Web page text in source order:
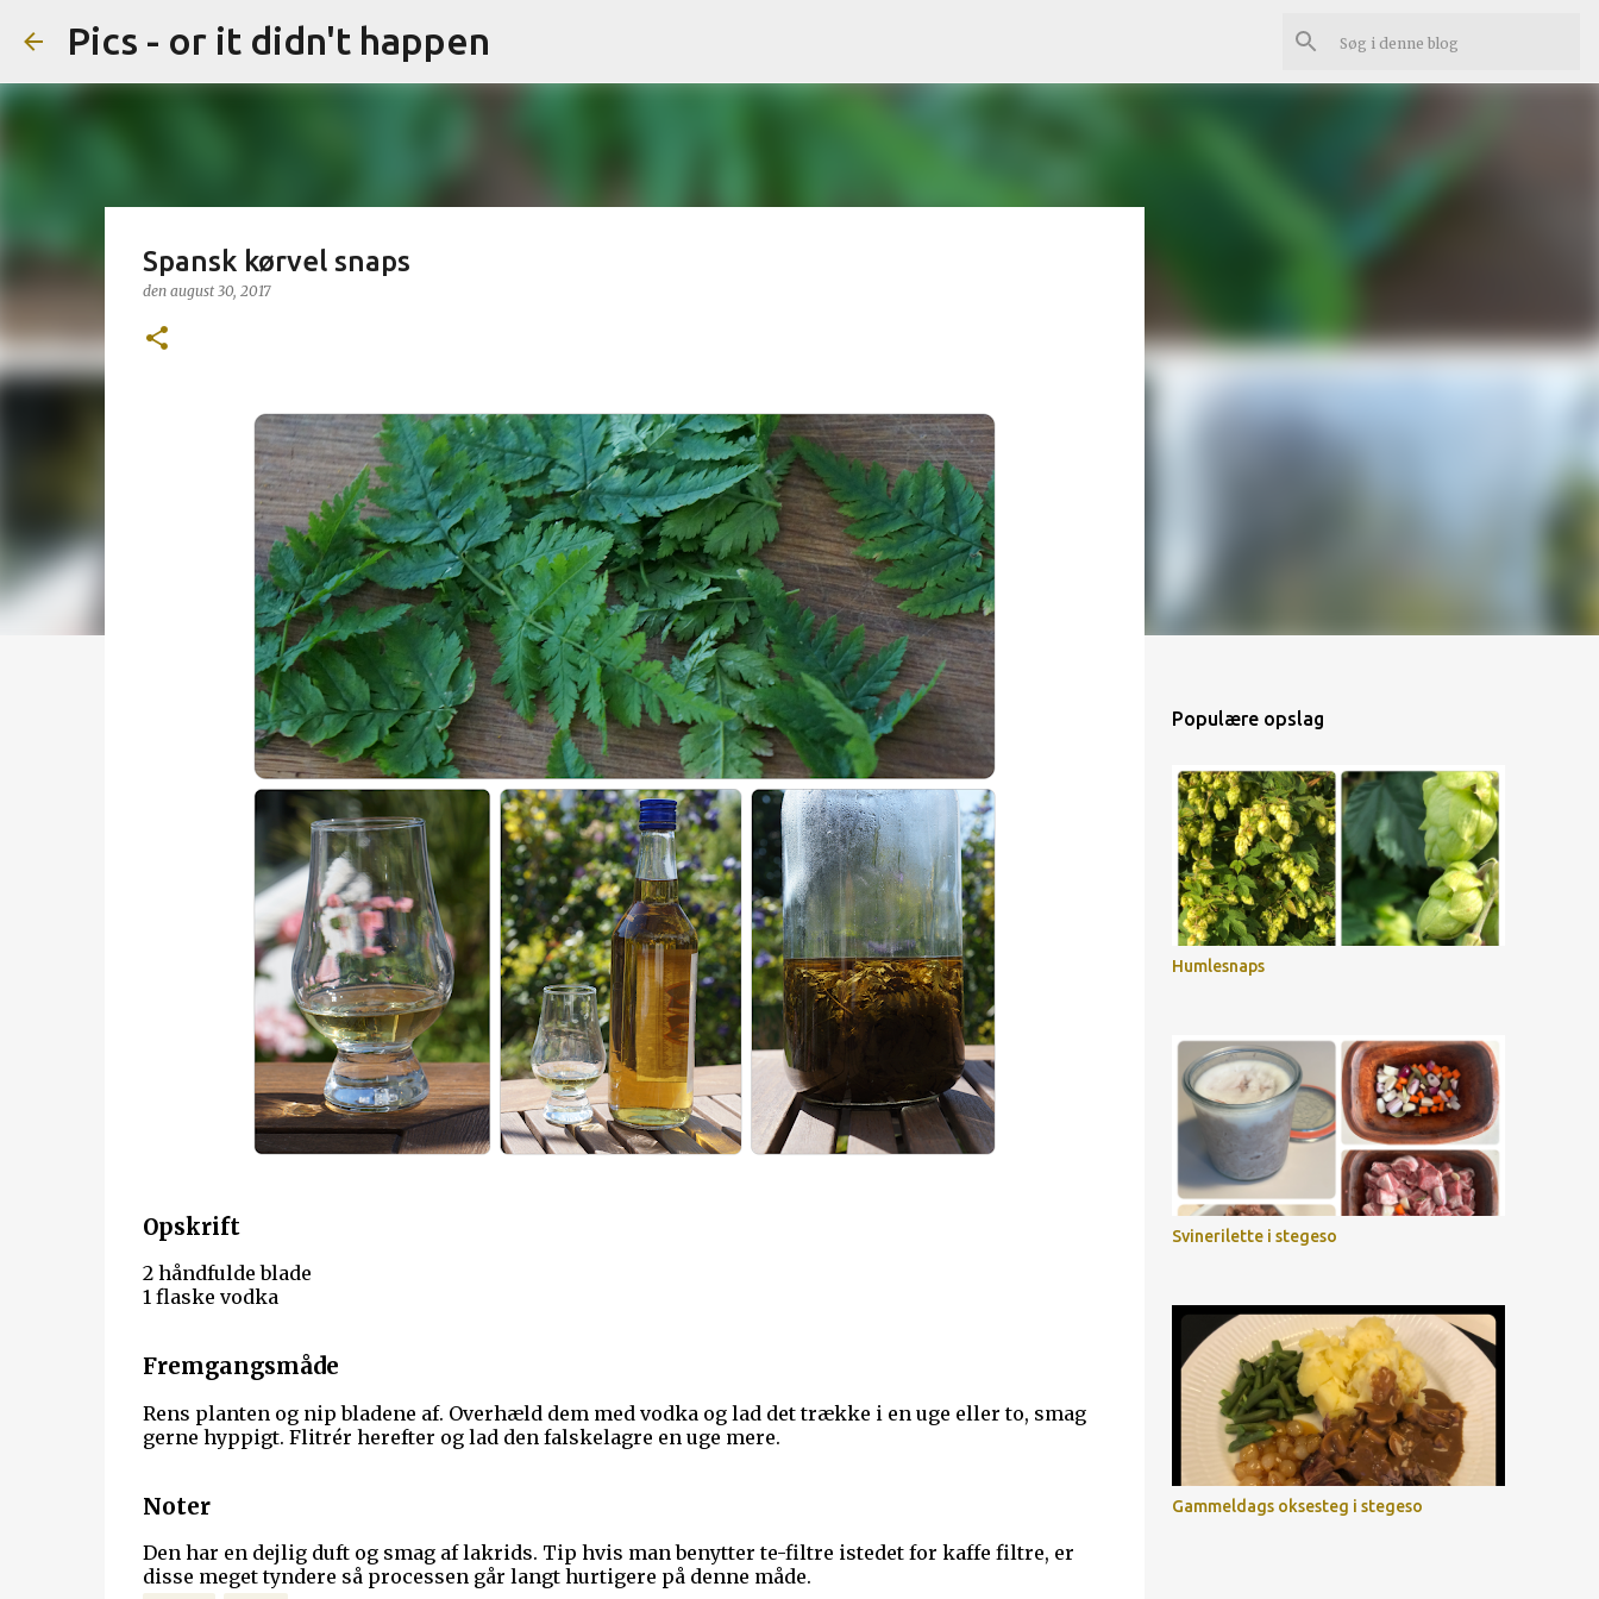
Pics - or it didn't happen
Spansk kørvel snaps
den august 30, 2017
Opskrift
2 håndfulde blade
1 flaske vodka
Fremgangsmåde
Rens planten og nip bladene af. Overhæld dem med vodka og lad det trække i en uge eller to, smag
gerne hyppigt. Flitrér herefter og lad den falskelagre en uge mere.
Noter
Den har en dejlig duft og smag af lakrids. Tip hvis man benytter te-filtre istedet for kaffe filtre, er
disse meget tyndere så processen går langt hurtigere på denne måde.
Populære opslag
Humlesnaps
Svinerilette i stegeso
Gammeldags oksesteg i stegeso